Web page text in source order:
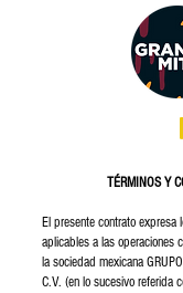
TÉRMINOS Y
El presente contrato expresa
aplicables a las operaciones
la sociedad mexicana
C.V. (en lo sucesivo referida